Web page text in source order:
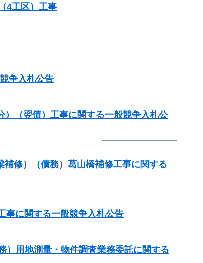
4工区）工事
争入札公告
（翌債）工事に関する一般競争入札公
修）（債務）葛山橋補修工事に関する
事に関する一般競争入札公告
）用地測量・物件調査業務委託に関する